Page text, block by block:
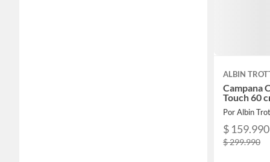
ALBIN
Campana
Touch 60
Por Albin
$ 159.990
$ 299.990